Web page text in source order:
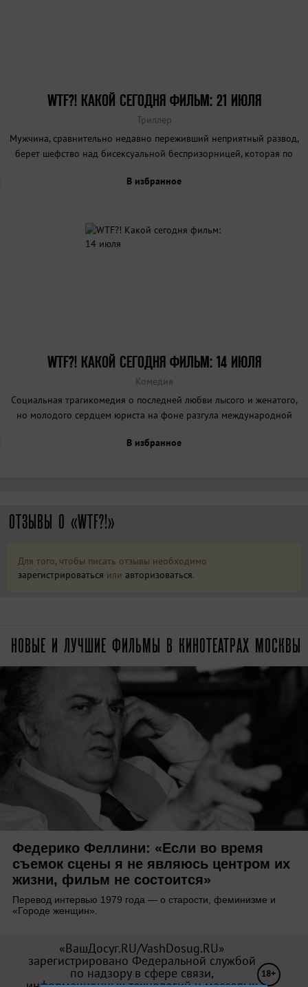
WTF?! КАКОЙ СЕГОДНЯ ФИЛЬМ: 21 ИЮЛЯ
Триллер
Мужчина, сравнительно недавно переживший неприятный развод,
берет шефство над бисексуальной беспризорницей, которая по
В избранное
WTF?! КАКОЙ СЕГОДНЯ ФИЛЬМ: 14 ИЮЛЯ
Комедия
Социальная трагикомедия о последней любви лысого и женатого,
но молодого сердцем юриста на фоне разгула международной
государства.
В избранное
ОТЗЫВЫ О «WTF?!»
Для того, чтобы писать отзывы необходимо
зарегистрироваться или авторизоваться.
НОВЫЕ И ЛУЧШИЕ ФИЛЬМЫ В КИНОТЕАТРАХ МОСКВЫ
Федерико Феллини: «Если во время
съемок сцены я не являюсь центром их
жизни, фильм не состоится»
Перевод интервью 1979 года — о старости, феминизме и
«Городе женщин».
«ВашДосуг.RU/VashDosug.RU»
зарегистрировано Федеральной службой
по надзору в сфере связи, 18+